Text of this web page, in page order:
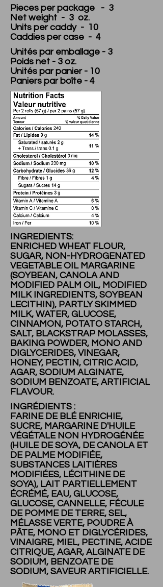
INGREDIENTS:
ENRICHED WHEAT FLOUR,
SUGAR, NON-HYDROGENATED
VEGETABLE OIL MARGARINE
(SOYBEAN, CANOLA AND
MODIFIED PALM OIL, MODIFIED
MILK INGREDIENTS, SOYBEAN
LECITHIN), PARTLY SKIMMED
MILK, WATER, GLUCOSE,
CINNAMON, POTATO STARCH,
SALT, BLACKSTRAP MOLASSES,
BAKING POWDER, MONO AND
DIGLYCERIDES, VINEGAR,
HONEY, PECTIN, CITRIC ACID,
AGAR, SODIUM ALGINATE,
SODIUM BENZOATE, ARTIFICIAL
FLAVOUR.
Pieces per package - 3
Net weight - 3 oz.
Units per caddy - 10
Caddies per case - 4
INGRÉDIENTS :
FARINE DE BLÉ ENRICHIE,
SUCRE, MARGARINE D'HUILE
VÉGÉTALE NON HYDROGÉNÉE
(HUILE DE SOYA, DE CANOLA ET
DE PALME MODIFIÉE,
SUBSTANCES LAITIÈRES
MODIFIÉES, LÉCITHINE DE
SOYA), LAIT PARTIELLEMENT
ÉCRÉMÉ, EAU, GLUCOSE,
GLUCOSE, CANNELLE, FÉCULE
DE POMME DE TERRE, SEL,
MÉLASSE VERTE, POUDRE À
PÂTE, MONO ET DIGLYCÉRIDES,
VINAIGRE, MIEL, PECTINE, ACIDE
CITRIQUE, AGAR, ALGINATE DE
SODIUM, BENZOATE DE
SODIUM, SAVEUR ARTIFICIELLE.
Unités par emballage - 3
Poids net - 3 oz.
Unités par panier - 10
Paniers par boîte - 4